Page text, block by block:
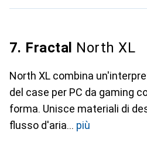
7. Fractal North XL
North XL combina
del case per PC da gaming
forma. Unisce materiali di
flusso d'aria
più